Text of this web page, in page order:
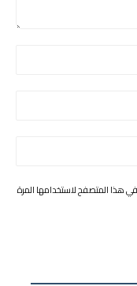
هذا المتصفح لاستخدامها المرة